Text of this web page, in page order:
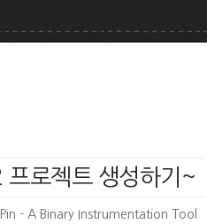
로젝트 생성하기~
- A Binary Instrumentation Tool